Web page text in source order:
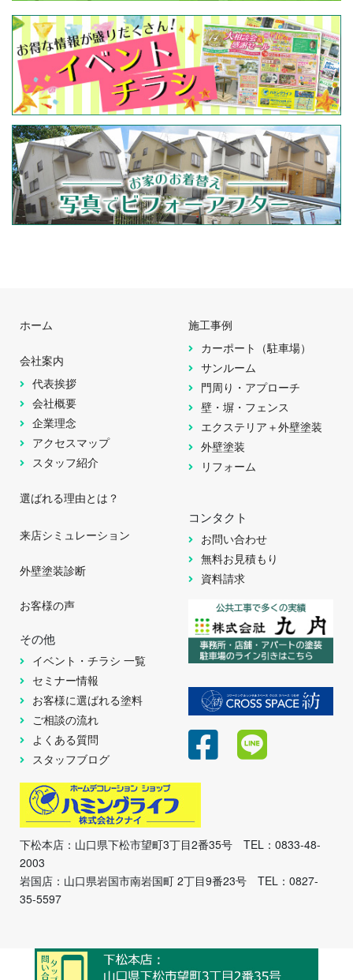
ホーム
会社案内
代表挨拶
会社概要
企業理念
アクセスマップ
スタッフ紹介
選ばれる理由とは？
施工事例
カーポート（駐車場）
サンルーム
門周り・アプローチ
壁・塀・フェンス
エクステリア＋外壁塗装
外壁塗装
リフォーム
来店シミュレーション
外壁塗装診断
お客様の声
その他
イベント・チラシ 一覧
セミナー情報
お客様に選ばれる塗料
ご相談の流れ
よくある質問
スタッフブログ
コンタクト
お問い合わせ
無料お見積もり
資料請求
下松本店：山口県下松市望町3丁目2番35号 TEL：0833-48-
2003
岩国店：山口県岩国市南岩国町 2丁目9番23号 TEL：0827-
35-5597